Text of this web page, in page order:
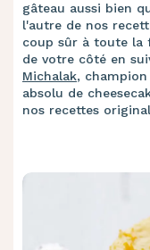
gâteau aussi bien
l'autre de nos
coup sûr à toute la
de votre côté en
Michalak,
absolu de
nos recettes